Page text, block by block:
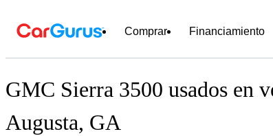
Comprar Financiamiento
GMC Sierra 3500 usados en
Augusta, GA